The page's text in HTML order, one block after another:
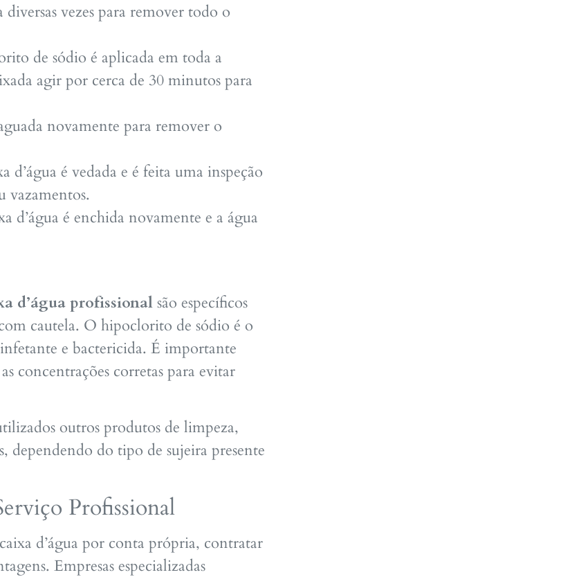
diversas vezes para remover todo o
de sódio é aplicada em toda a
agir por cerca de 30 minutos para
novamente para remover o
d’água é vedada e é feita uma inspeção
vazamentos.
d’água é enchida novamente e a água
d’água profissional são específicos
cautela. O hipoclorito de sódio é o
e bactericida. É importante
concentrações corretas para evitar
outros produtos de limpeza,
dependendo do tipo de sujeira presente
Profissional
d’água por conta própria, contratar
Empresas especializadas